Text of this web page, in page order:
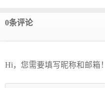
0条评论
Hi，您需要填写昵称和邮箱！